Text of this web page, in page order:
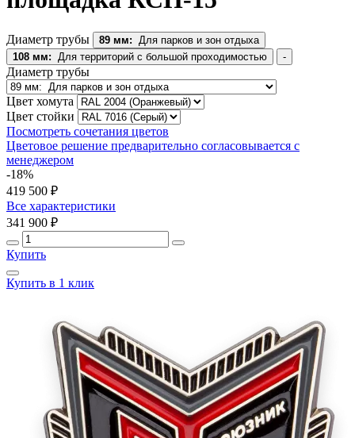
Диаметр трубы 89 мм: Для парков и зон отдыха
108 мм:
Для территорий с большой проходимостью -
Диаметр трубы
Цвет хомута
Цвет стойки
Посмотреть сочетания цветов
Цветовое решение предварительно согласовывается с
менеджером
-18%
419 500 ₽
Все характеристики
341 900 ₽
Купить
Купить в 1 клик